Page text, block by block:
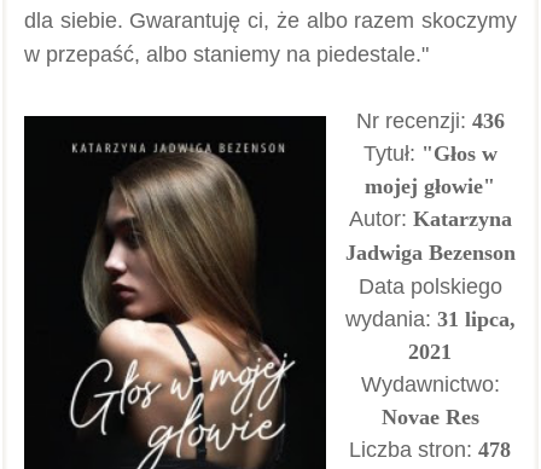
dla siebie. Gwarantuję ci, że albo razem skoczymy
w przepaść, albo staniemy na piedestale."
Nr recenzji: 436
Tytuł: "Głos w
mojej głowie"
Autor: Katarzyna
Jadwiga Bezenson
Data polskiego
wydania: 31 lipca,
2021
Wydawnictwo:
Novae Res
Liczba stron: 478